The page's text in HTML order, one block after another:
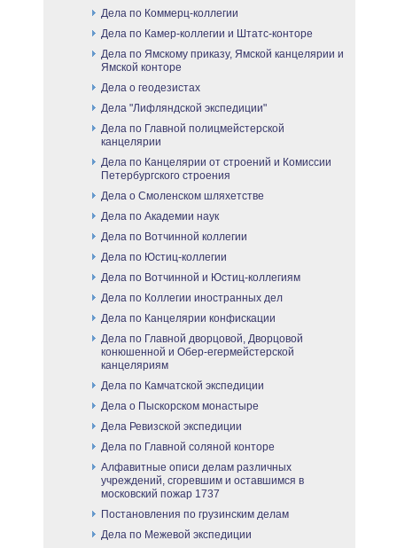
Дела по Коммерц-коллегии
Дела по Камер-коллегии и Штатс-конторе
Дела по Ямскому приказу, Ямской канцелярии и
Ямской конторе
Дела о геодезистах
Дела "Лифляндской экспедиции"
Дела по Главной полицмейстерской
канцелярии
Дела по Канцелярии от строений и Комиссии
Петербургского строения
Дела о Смоленском шляхетстве
Дела по Академии наук
Дела по Вотчинной коллегии
Дела по Юстиц-коллегии
Дела по Вотчинной и Юстиц-коллегиям
Дела по Коллегии иностранных дел
Дела по Канцелярии конфискации
Дела по Главной дворцовой, Дворцовой
конюшенной и Обер-егермейстерской
канцеляриям
Дела по Камчатской экспедиции
Дела о Пыскорском монастыре
Дела Ревизской экспедиции
Дела по Главной соляной конторе
Алфавитные описи делам различных
учреждений, сгоревшим и оставшимся в
московский пожар 1737
Постановления по грузинским делам
Дела по Межевой экспедиции